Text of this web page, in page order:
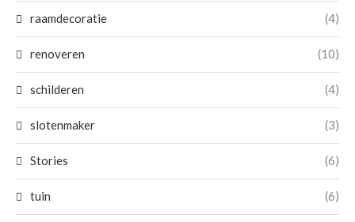
raamdecoratie (4)
renoveren (10)
schilderen (4)
slotenmaker (3)
Stories (6)
tuin (6)